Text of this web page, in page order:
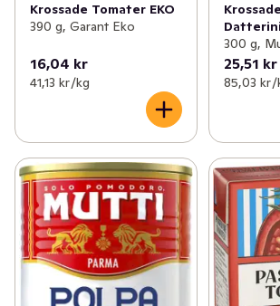
Krossade Tomater EKO
390 g, Garant Eko
16,04 kr
41,13 kr /kg
Datterini
300 g,
25,51 kr
85,03 kr /